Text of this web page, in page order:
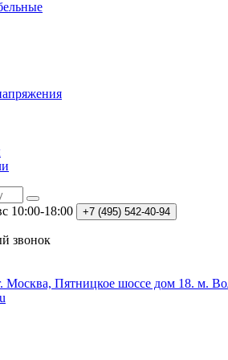
10:00-18:00 +7 (495) 542-40-94
звонок
Москва, Пятницкое шоссе дом 18. м.